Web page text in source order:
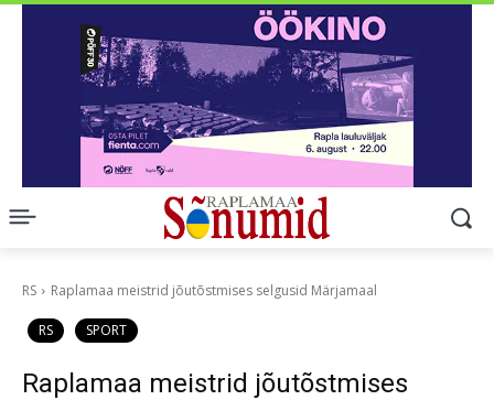
RS Raplamaa meistrid jõutõstmises selgusid Märjamaal
RS SPORT
Raplamaa meistrid jõutõstmises